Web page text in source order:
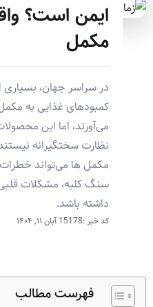
ایمن است؟
مکمل
در سراسر جهان، بسیاری
کمبودهای غذایی به
می‌آورند، اما این
نظارت سختگیرانه
مکمل ها می‌تواند
سنگ کلیه، مشکلات
داشته باشد.
کد خبر :15178 آبان ۱۱, ۱۴۰۴
فهرست مطالب